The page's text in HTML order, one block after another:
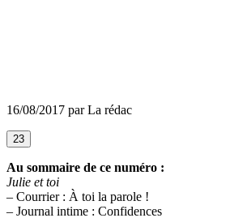
16/08/2017 par La rédac
23
Au sommaire de ce numéro :
Julie et toi
– Courrier : À toi la parole !
– Journal intime : Confidences